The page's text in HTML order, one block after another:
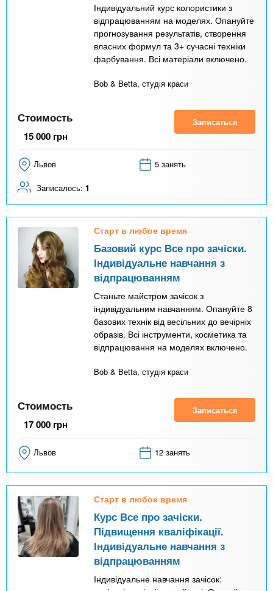
Індивідуальний курс колористики з
відпрацюванням на моделях. Опануйте
прогнозування результатів, створення
власних формул та 3+ сучасні техніки
фарбування. Всі матеріали включено.
Bob & Betta, студія краси
Стоимость
15 000 грн
Записаться
Львов 5 занять
Записалось: 1
Старт в любое время
Базовий курс Все про зачіски.
Індивідуальне навчання з
відпрацюванням
Станьте майстром зачісок з
індивідуальним навчанням. Опануйте 8
базових технік від весільних до вечірніх
образів. Всі інструменти, косметика та
відпрацювання на моделях включено.
Bob & Betta, студія краси
Стоимость
17 000 грн
Записаться
Львов 12 занять
Старт в любое время
Курс Все про зачіски.
Підвищення кваліфікації.
Індивідуальне навчання з
відпрацюванням
Індивідуальне навчання зачісок: